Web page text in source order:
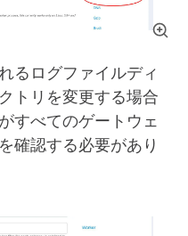
るログファイルディ
トリを変更する場合
すべてのゲートウェ
確認する必要があり